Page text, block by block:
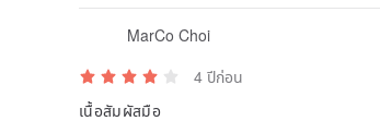
MarCo Choi
4 ปีก่อน
เนื้อสัมผัสมือ